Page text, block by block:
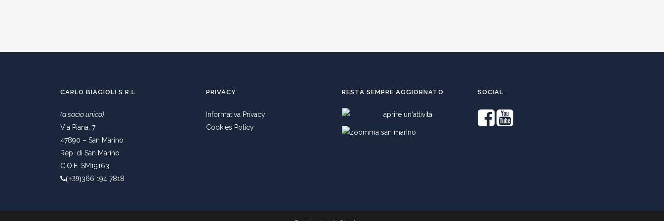
CARLO BIAGIOLI S.R.L.
(a socio unico)
Via Piana, 7
47890 – San Marino
Rep. di San Marino
C.O.E. SM19163
(+39)366 194 7818
PRIVACY
Informativa Privacy
Cookies Policy
RESTA SEMPRE AGGIORNATO SOCIAL